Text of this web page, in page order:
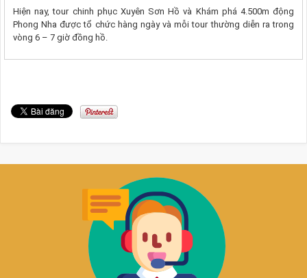
Hiện nay, tour chinh phục Xuyên Sơn Hồ và Khám phá 4.500m động
Phong Nha được tổ chức hàng ngày và mỗi tour thường diễn ra trong
vòng 6 – 7 giờ đồng hồ.